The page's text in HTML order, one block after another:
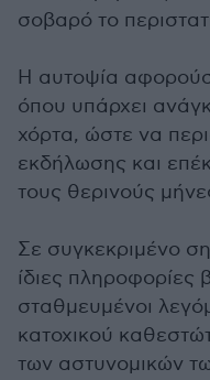
σοβαρό το
Η αυτοψία
όπου υπάρχει
χόρτα, ώστε να
εκδήλωσης και
τους θερινούς
Σε συγκεκριμένο
ίδιες
σταθμευμένοι
κατοχικού
των αστυνομικών